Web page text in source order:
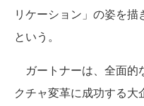
リケーション」の姿を
という。
ガートナーは、全面的
クチャ変革に成功する